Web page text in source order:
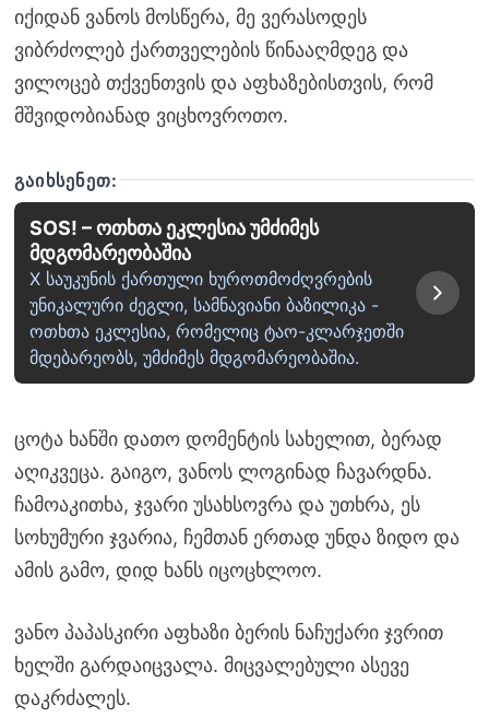
იქიდან ვანოს მოსწერა, მე ვერასოდეს
ვიბრძოლებ ქართველების წინააღმდეგ და
ვილოცებ თქვენთვის და აფხაზებისთვის, რომ
მშვიდობიანად ვიცხოვროთო.
ᲒᲐᲘᲮᲡᲔᲜᲔᲗ:
SOS! – ოთხთა ეკლესია უმძიმეს
მდგომარეობაშია
X საუკუნის ქართული ხუროთმოძღვრების
უნიკალური ძეგლი, სამნავიანი ბაზილიკა -
ოთხთა ეკლესია, რომელიც ტაო-კლარჯეთში
მდებარეობს, უმძიმეს მდგომარეობაშია.
ცოტა ხანში დათო დომენტის სახელით, ბერად
აღიკვეცა. გაიგო, ვანოს ლოგინად ჩავარდნა.
ჩამოაკითხა, ჯვარი უსახსოვრა და უთხრა, ეს
სოხუმური ჯვარია, ჩემთან ერთად უნდა ზიდო და
ამის გამო, დიდ ხანს იცოცხლოო.
ვანო პაპასკირი აფხაზი ბერის ნაჩუქარი ჯვრით
ხელში გარდაიცვალა. მიცვალებული ასევე
დაკრძალეს.